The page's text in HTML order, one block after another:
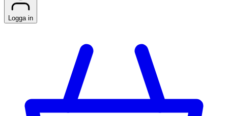
Logga in